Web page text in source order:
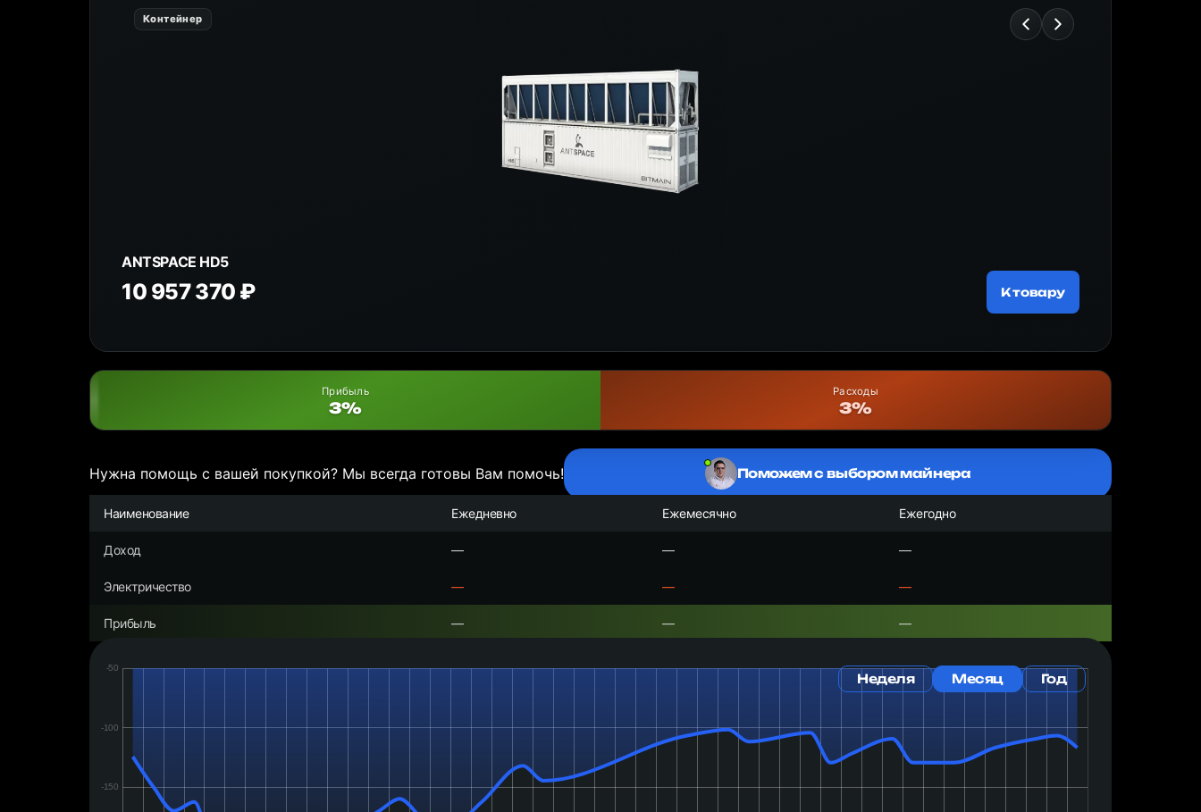
Контейнер
ANTSPACE HD5
10 957 370 ₽ К товару
Прибыль
3%
Расходы
3%
Нужна помощь с вашей покупкой? Мы всегда готовы Вам помочь! Поможем с выбором майнера
Наименование Ежедневно Ежемесячно Ежегодно
Доход — — —
Электричество — — —
Прибыль — — —
Дата:
Неделя Месяц Год